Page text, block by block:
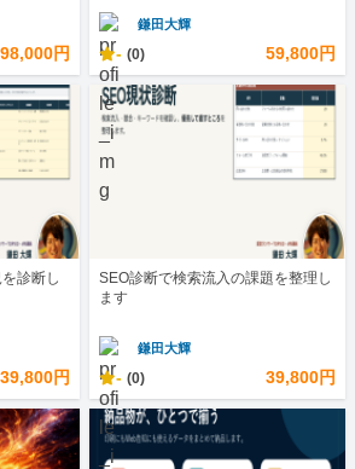
円
鎌田大輝
- (0) 59,800円
診断し
39,800円
SEO診断で検索流入の課題を整理し
ます
鎌田大輝
- (0) 39,800円